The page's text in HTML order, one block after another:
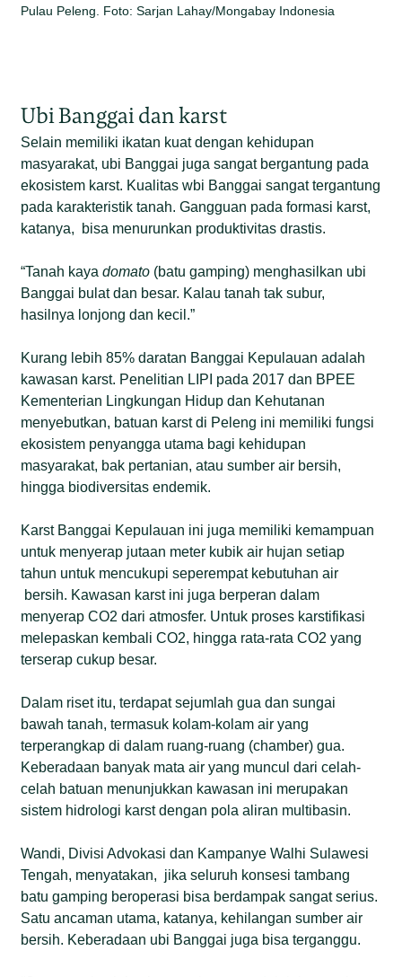
Pulau Peleng. Foto: Sarjan Lahay/Mongabay Indonesia
Ubi Banggai dan karst
Selain memiliki ikatan kuat dengan kehidupan
masyarakat, ubi Banggai juga sangat bergantung pada
ekosistem karst. Kualitas wbi Banggai sangat tergantung
pada karakteristik tanah. Gangguan pada formasi karst,
katanya, bisa menurunkan produktivitas drastis.
“Tanah kayadomato (batu gamping) menghasilkan ubi
Banggai bulat dan besar. Kalau tanah tak subur,
hasilnya lonjong dan kecil.”
Kurang lebih 85% daratan Banggai Kepulauan adalah
kawasan karst. Penelitian LIPI pada 2017 dan BPEE
Kementerian Lingkungan Hidup dan Kehutanan
menyebutkan, batuan karst di Peleng ini memiliki fungsi
ekosistem penyangga utama bagi kehidupan
masyarakat, bak pertanian, atau sumber air bersih,
hingga biodiversitas endemik.
Karst Banggai Kepulauan ini juga memiliki kemampuan
untuk menyerap jutaan meter kubik air hujan setiap
tahun untuk mencukupi seperempat kebutuhan air
bersih. Kawasan karst ini juga berperan dalam
menyerap CO2 dari atmosfer. Untuk proses karstifikasi
melepaskan kembali CO2, hingga rata-rata CO2 yang
terserap cukup besar.
Dalam riset itu, terdapat sejumlah gua dan sungai
bawah tanah, termasuk kolam-kolam air yang
terperangkap di dalam ruang-ruang (chamber) gua.
Keberadaan banyak mata air yang muncul dari celah-
celah batuan menunjukkan kawasan ini merupakan
sistem hidrologi karst dengan pola aliran multibasin.
Wandi, Divisi Advokasi dan Kampanye Walhi Sulawesi
Tengah, menyatakan, jika seluruh konsesi tambang
batu gamping beroperasi bisa berdampak sangat serius.
Satu ancaman utama, katanya, kehilangan sumber air
bersih. Keberadaan ubi Banggai juga bisa terganggu.